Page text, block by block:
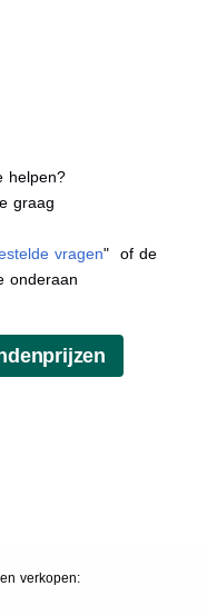
helpen?
graag
vragen" of de
onderaan
verkopen: